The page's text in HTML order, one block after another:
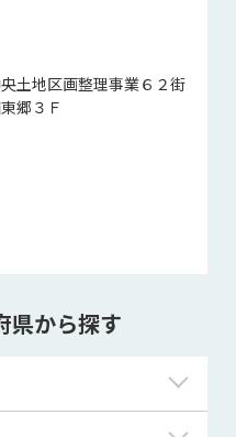
土地区画整理事業６２街
郷３Ｆ
県から探す